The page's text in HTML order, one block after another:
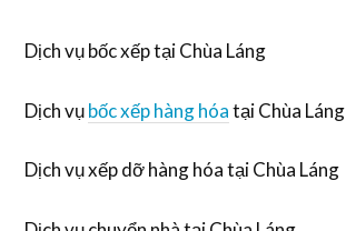
Dịch vụ bốc xếp tại Chùa Láng
Dịch vụbốc xếp hàng hóatại Chùa Láng
Dịch vụ xếp dỡ hàng hóa tại Chùa Láng